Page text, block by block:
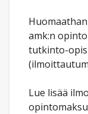
amk:n
tutkinto-
Lue lisää